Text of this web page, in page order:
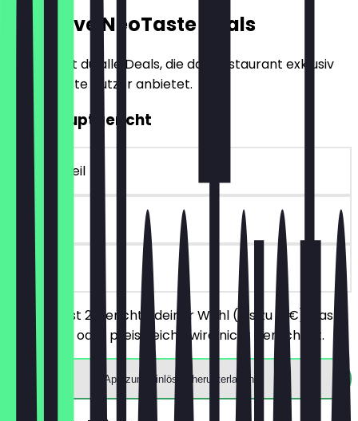
Exklusive NeoTaste Deals
Hier findest du alle Deals, die das Restaurant exklusiv
für NeoTaste Nutzer anbietet.
2für1 Hauptgericht
~€ 15 Vorteil
30 Tage
vor Ort
Du bestellst 2 Gerichte deiner Wahl (bis zu 15€), das
günstigere oder preisgleiche wird nicht berechnet.
App zum Einlösen herunterladen